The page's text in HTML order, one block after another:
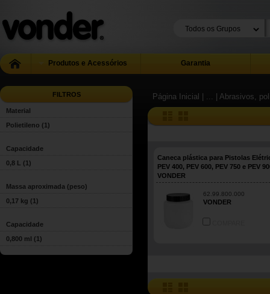
Produtos e Acessórios Garantia
FILTROS
Material
Polietileno (1)
Capacidade
0,8 L
(1)
Massa aproximada (peso)
0,17 kg (1)
Capacidade
0,800 ml (1)
Página Inicial | ... | Abrasivos,
Caneca plástica para Pistolas
PEV 400, PEV 600, PEV 750 e PEV
VONDER
62.99.800.000
VONDER